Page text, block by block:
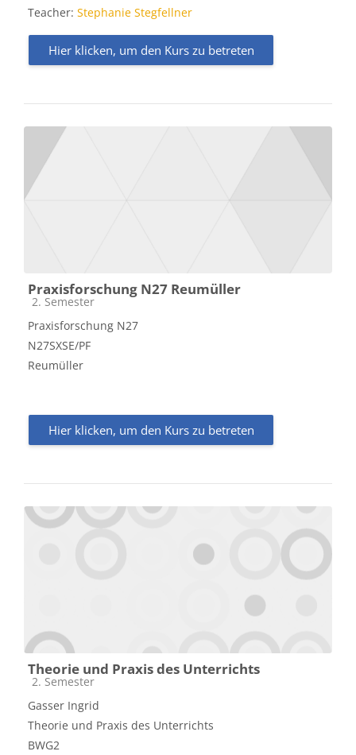
Teacher: Stephanie Stegfellner
Hier klicken, um den Kurs zu betreten
Praxisforschung N27 Reumüller
Kursbereich
2. Semester
Praxisforschung N27
N27SXSE/PF
Reumüller
Hier klicken, um den Kurs zu betreten
Theorie und Praxis des Unterrichts
Kursbereich
2. Semester
Gasser Ingrid
Theorie und Praxis des Unterrichts
BWG2